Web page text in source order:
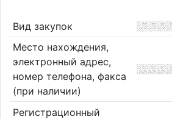
Вид закупок
Место нахождения,
электронный адрес,
номер телефона, факса
(при наличии)
Регистрационный